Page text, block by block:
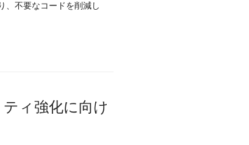
、不要なコードを削減し
ィ強化に向け